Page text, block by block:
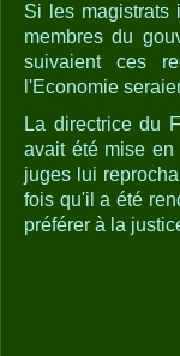
Si les magistrats
membres du
suivaient ces
l'Economie
La directrice du
avait été mise
juges lui
fois qu'il a été
préférer à la